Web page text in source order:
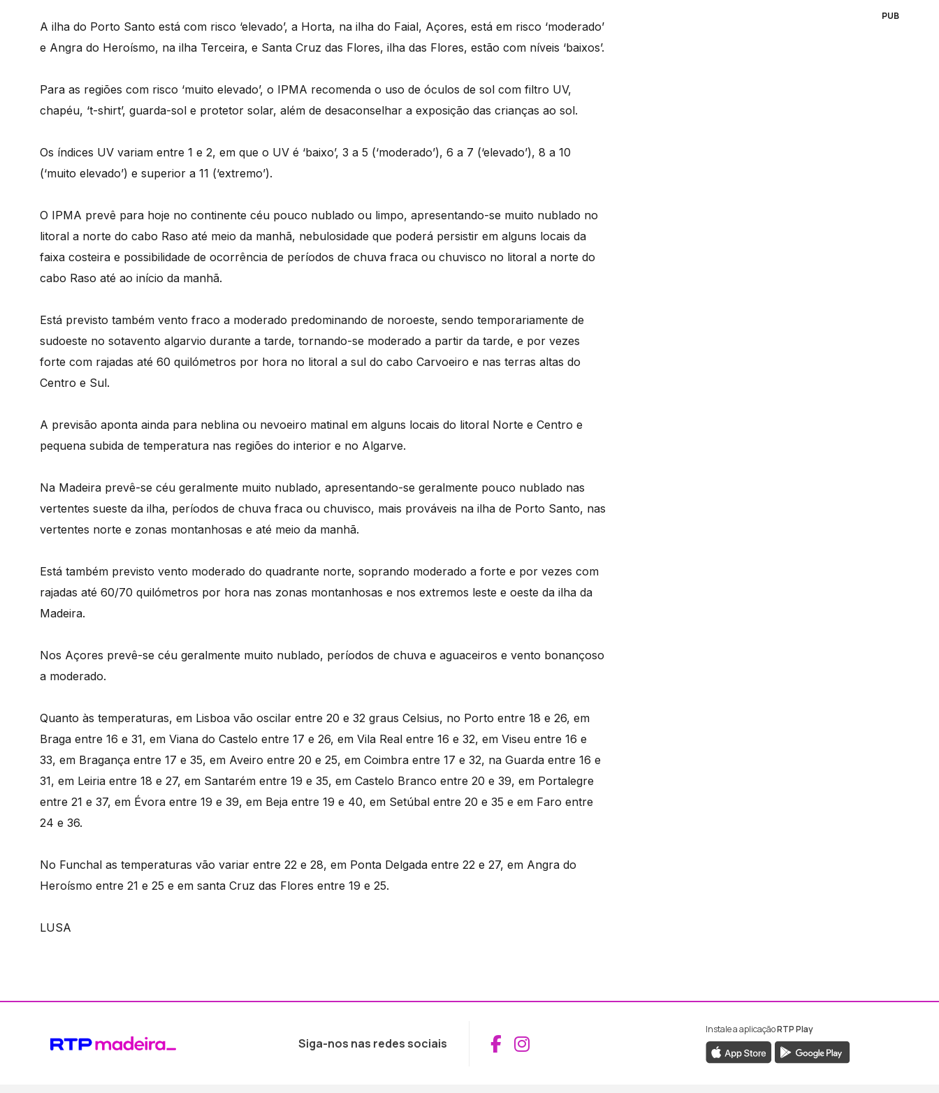
A ilha do Porto Santo está com risco ‘elevado’, a Horta, na ilha do Faial, Açores, está em risco ‘moderado’
e Angra do Heroísmo, na ilha Terceira, e Santa Cruz das Flores, ilha das Flores, estão com níveis ‘baixos’.
Para as regiões com risco ‘muito elevado’, o IPMA recomenda o uso de óculos de sol com filtro UV,
chapéu, ‘t-shirt’, guarda-sol e protetor solar, além de desaconselhar a exposição das crianças ao sol.
Os índices UV variam entre 1 e 2, em que o UV é ‘baixo’, 3 a 5 (‘moderado’), 6 a 7 (‘elevado’), 8 a 10
(‘muito elevado’) e superior a 11 (‘extremo’).
O IPMA prevê para hoje no continente céu pouco nublado ou limpo, apresentando-se muito nublado no
litoral a norte do cabo Raso até meio da manhã, nebulosidade que poderá persistir em alguns locais da
faixa costeira e possibilidade de ocorrência de períodos de chuva fraca ou chuvisco no litoral a norte do
cabo Raso até ao início da manhã.
Está previsto também vento fraco a moderado predominando de noroeste, sendo temporariamente de
sudoeste no sotavento algarvio durante a tarde, tornando-se moderado a partir da tarde, e por vezes
forte com rajadas até 60 quilómetros por hora no litoral a sul do cabo Carvoeiro e nas terras altas do
Centro e Sul.
A previsão aponta ainda para neblina ou nevoeiro matinal em alguns locais do litoral Norte e Centro e
pequena subida de temperatura nas regiões do interior e no Algarve.
Na Madeira prevê-se céu geralmente muito nublado, apresentando-se geralmente pouco nublado nas
vertentes sueste da ilha, períodos de chuva fraca ou chuvisco, mais prováveis na ilha de Porto Santo, nas
vertentes norte e zonas montanhosas e até meio da manhã.
Está também previsto vento moderado do quadrante norte, soprando moderado a forte e por vezes com
rajadas até 60/70 quilómetros por hora nas zonas montanhosas e nos extremos leste e oeste da ilha da
Madeira.
Nos Açores prevê-se céu geralmente muito nublado, períodos de chuva e aguaceiros e vento bonançoso
a moderado.
Quanto às temperaturas, em Lisboa vão oscilar entre 20 e 32 graus Celsius, no Porto entre 18 e 26, em
Braga entre 16 e 31, em Viana do Castelo entre 17 e 26, em Vila Real entre 16 e 32, em Viseu entre 16 e
33, em Bragança entre 17 e 35, em Aveiro entre 20 e 25, em Coimbra entre 17 e 32, na Guarda entre 16 e
31, em Leiria entre 18 e 27, em Santarém entre 19 e 35, em Castelo Branco entre 20 e 39, em Portalegre
entre 21 e 37, em Évora entre 19 e 39, em Beja entre 19 e 40, em Setúbal entre 20 e 35 e em Faro entre
24 e 36.
No Funchal as temperaturas vão variar entre 22 e 28, em Ponta Delgada entre 22 e 27, em Angra do
Heroísmo entre 21 e 25 e em santa Cruz das Flores entre 19 e 25.
LUSA
PUB
Siga-nos nas redes sociais Aceder ao Facebook da RTP Madeira
Aceder ao Instagram da RTP Madeira
Instale a aplicaçãoRTP Play